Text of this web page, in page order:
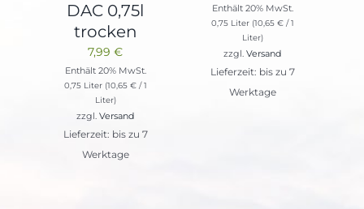
DAC 0,75l
trocken
7,99€
Enthält 20% MwSt.
0,75 Liter (10,65 €/ 1
Liter)
zzgl.Versand
Lieferzeit: bis zu 7
Werktage
Enthält 20% MwSt.
0,75 Liter (10,65 €/ 1
Liter)
zzgl.Versand
Lieferzeit: bis zu 7
Werktage